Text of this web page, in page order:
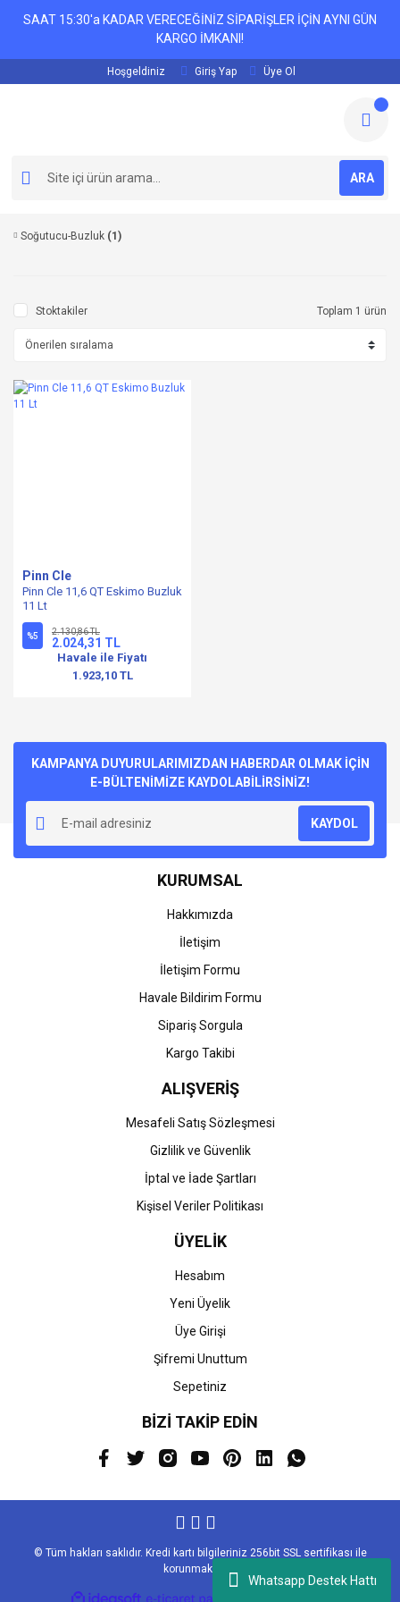
Whatsapp Destek Hattı
SAAT 15:30'a KADAR VERECEĞİNİZ SİPARİŞLER İÇİN AYNI GÜN
KARGO İMKANI!
Hoşgeldiniz Giriş Yap Üye Ol
ARA
Soğutucu-Buzluk (1)
Stoktakiler Toplam 1 ürün
Pinn Cle
Pinn Cle 11,6 QT Eskimo Buzluk
11 Lt
%5 2.130,86 TL
2.024,31 TL
Havale ile Fiyatı
1.923,10 TL
KAMPANYA DUYURULARIMIZDAN HABERDAR OLMAK İÇİN
E-BÜLTENİMİZE KAYDOLABİLİRSİNİZ!
KAYDOL
KURUMSAL
Hakkımızda
İletişim
İletişim Formu
Havale Bildirim Formu
Sipariş Sorgula
Kargo Takibi
ALIŞVERİŞ
Mesafeli Satış Sözleşmesi
Gizlilik ve Güvenlik
İptal ve İade Şartları
Kişisel Veriler Politikası
ÜYELİK
Hesabım
Yeni Üyelik
Üye Girişi
Şifremi Unuttum
Sepetiniz
BİZİ TAKİP EDİN
© Tüm hakları saklıdır. Kredi kartı bilgileriniz 256bit SSL sertifikası ile
korunmaktadır.
ideasoft